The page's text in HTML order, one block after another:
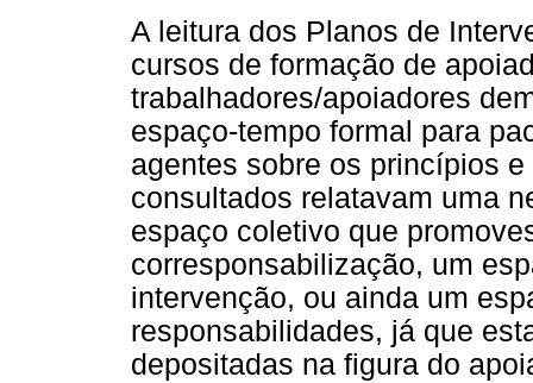
A leitura dos Planos de
cursos de formação de
trabalhadores/apoiadores
espaço-tempo formal para
agentes sobre os princípios
consultados relatavam uma
espaço coletivo que
corresponsabilização, um
intervenção, ou ainda um
responsabilidades, já que
depositadas na figura do